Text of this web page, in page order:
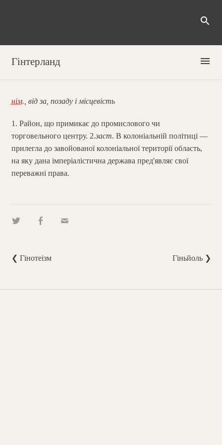
search
Гінтерланд menu
нім. , від за, позаду і місцевість
1. Район, що примикає до промислового чи
торговельного центру. 2.заст. В колоніальній політиці —
прилегла до завойованої колоніальної території область,
на яку дана імперіалістична держава пред'являє свої
переважні права.
❮ Гінотеізм Гіньйоль ❯